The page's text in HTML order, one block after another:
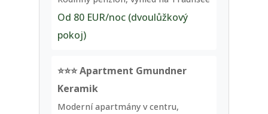
Od 80 EUR/noc (dvoulůžkový
pokoj)
⭐⭐⭐ Apartment Gmundner
Keramik
Moderní apartmány v centru,